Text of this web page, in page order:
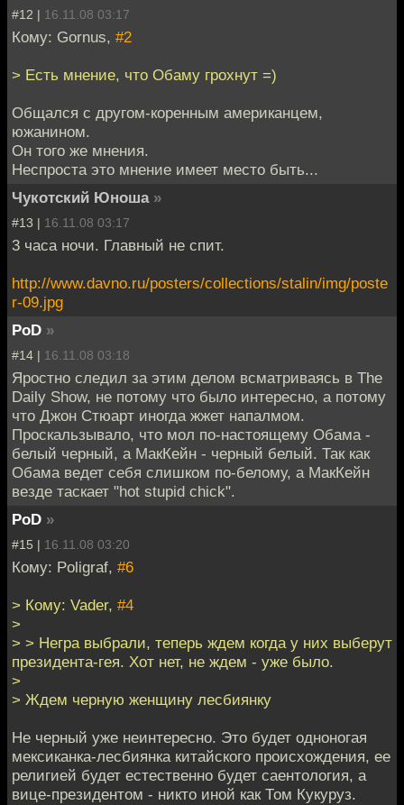
#12 | 16.11.08 03:17
Кому: Gornus, #2
> Есть мнение, что Обаму грохнут =)
Общался с другом-коренным американцем,
южанином.
Он того же мнения.
Неспроста это мнение имеет место быть...
Чукотский Юноша »
#13 | 16.11.08 03:17
3 часа ночи. Главный не спит.
http://www.davno.ru/posters/collections/stalin/img/poste
r-09.jpg
PoD »
#14 | 16.11.08 03:18
Яростно следил за этим делом всматриваясь в The
Daily Show, не потому что было интересно, а потому
что Джон Стюарт иногда жжет напалмом.
Проскальзывало, что мол по-настоящему Обама -
белый черный, а МакКейн - черный белый. Так как
Обама ведет себя слишком по-белому, а МакКейн
везде таскает "hot stupid chick".
PoD »
#15 | 16.11.08 03:20
Кому: Poligraf, #6
> Кому: Vader, #4
>
> > Негра выбрали, теперь ждем когда у них выберут
президента-гея. Хот нет, не ждем - уже было.
>
> Ждем черную женщину лесбиянку
Не черный уже неинтересно. Это будет одноногая
мексиканка-лесбиянка китайского происхождения, ее
религией будет естественно будет саентология, а
вице-президентом - никто иной как Том Кукуруз.